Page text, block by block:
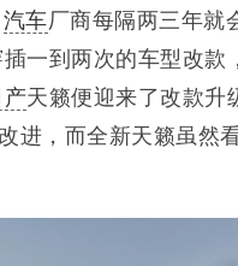
汽车厂商每隔两三年就
一到两次的车型改款
产天籁便迎来了改款升
进，而全新天籁虽然